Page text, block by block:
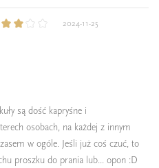
2024-11-25
są dość kapryśne i
osobach, na każdej z innym
w ogóle. Jeśli już coś czuć, to
proszku do prania lub... opon :D